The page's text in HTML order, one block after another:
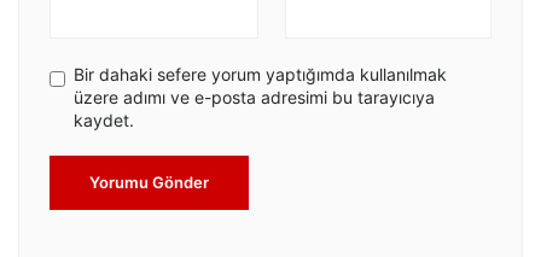
Bir dahaki sefere yorum yaptığımda kullanılmak
üzere adımı ve e-posta adresimi bu tarayıcıya
kaydet.
Yorumu Gönder